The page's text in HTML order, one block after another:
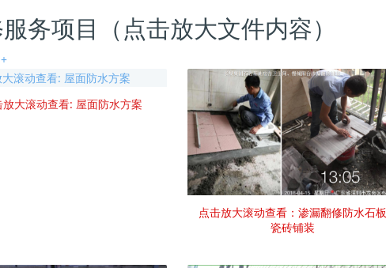
务项目（点击放大文件内容）
放大滚动查看: 屋面防水方案
点击放大滚动查看：渗漏翻修防水石板
瓷砖铺装